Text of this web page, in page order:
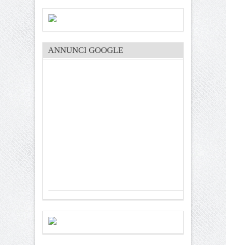
ANNUNCI GOOGLE